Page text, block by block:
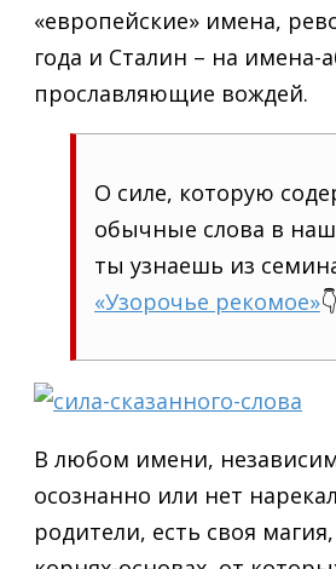
«европейские» имена,
года и Сталин – на имена-
прославляющие вождей.
О силе, которую
обычные слова в
ты узнаешь из
«Узорочье рекомое»👇
В любом имени,
осознанно или нет
родители, есть своя